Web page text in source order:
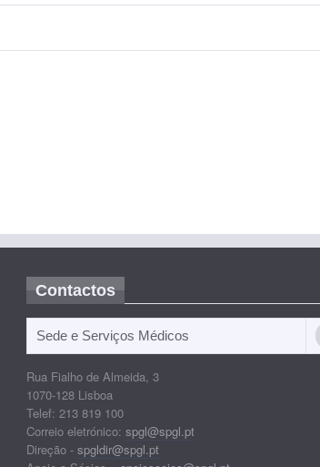
Contactos
Sede e Serviços Médicos
Rua Fialho de Almeida, 3
1070-128 Lisboa
Telef: 213 819 100
Correio eletrónico: spgl@spgl.pt
Direção - spgldir@spgl.pt